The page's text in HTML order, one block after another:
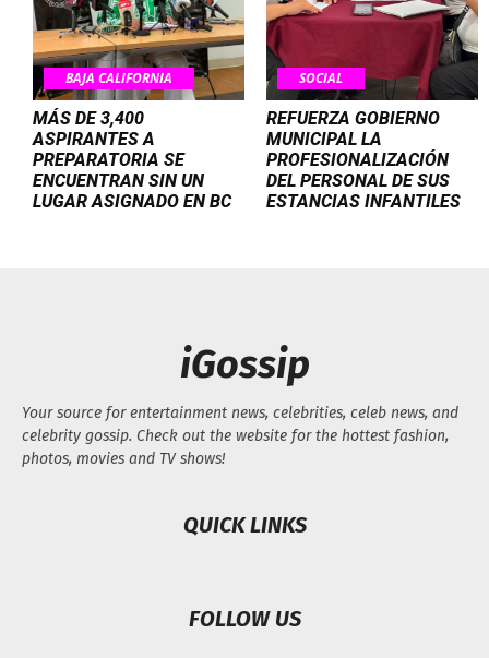
BAJA CALIFORNIA
MÁS DE 3,400
ASPIRANTES A
PREPARATORIA SE
ENCUENTRAN SIN UN
LUGAR ASIGNADO EN BC
SOCIAL
REFUERZA GOBIERNO
MUNICIPAL LA
PROFESIONALIZACIÓN
DEL PERSONAL DE SUS
ESTANCIAS INFANTILES
iGossip
Your source for entertainment news, celebrities, celeb news, and
celebrity gossip. Check out the website for the hottest fashion,
photos, movies and TV shows!
QUICK LINKS
FOLLOW US